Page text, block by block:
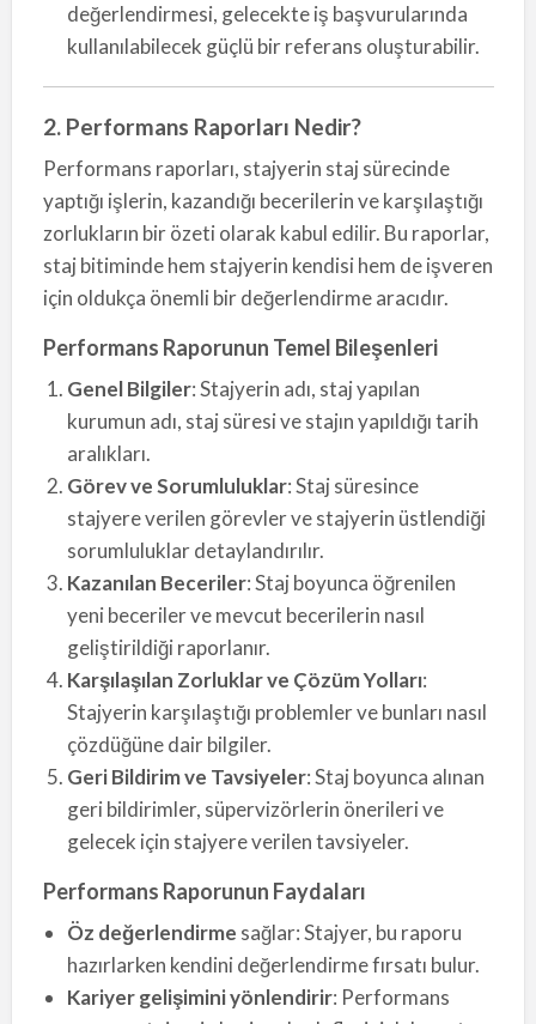
değerlendirmesi, gelecekte iş başvurularında
kullanılabilecek güçlü bir referans oluşturabilir.
2. Performans Raporları Nedir?
Performans raporları, stajyerin staj sürecinde
yaptığı işlerin, kazandığı becerilerin ve karşılaştığı
zorlukların bir özeti olarak kabul edilir. Bu raporlar,
staj bitiminde hem stajyerin kendisi hem de işveren
için oldukça önemli bir değerlendirme aracıdır.
Performans Raporunun Temel Bileşenleri
Genel Bilgiler: Stajyerin adı, staj yapılan
kurumun adı, staj süresi ve stajın yapıldığı tarih
aralıkları.
Görev ve Sorumluluklar: Staj süresince
stajyere verilen görevler ve stajyerin üstlendiği
sorumluluklar detaylandırılır.
Kazanılan Beceriler: Staj boyunca öğrenilen
yeni beceriler ve mevcut becerilerin nasıl
geliştirildiği raporlanır.
Karşılaşılan Zorluklar ve Çözüm Yolları:
Stajyerin karşılaştığı problemler ve bunları nasıl
çözdüğüne dair bilgiler.
Geri Bildirim ve Tavsiyeler: Staj boyunca alınan
geri bildirimler, süpervizörlerin önerileri ve
gelecek için stajyere verilen tavsiyeler.
Performans Raporunun Faydaları
Öz değerlendirme sağlar: Stajyer, bu raporu
hazırlarken kendini değerlendirme fırsatı bulur.
Kariyer gelişimini yönlendirir: Performans